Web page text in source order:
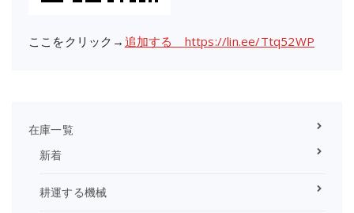
ここをクリック→ 追加する https://lin.ee/Ttq52WP
在庫一覧
新着
耕運する機械